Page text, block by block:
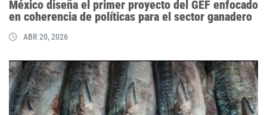
México diseña el primer proyecto del GEF enfocado
en coherencia de políticas para el sector ganadero
ABR 20, 2026